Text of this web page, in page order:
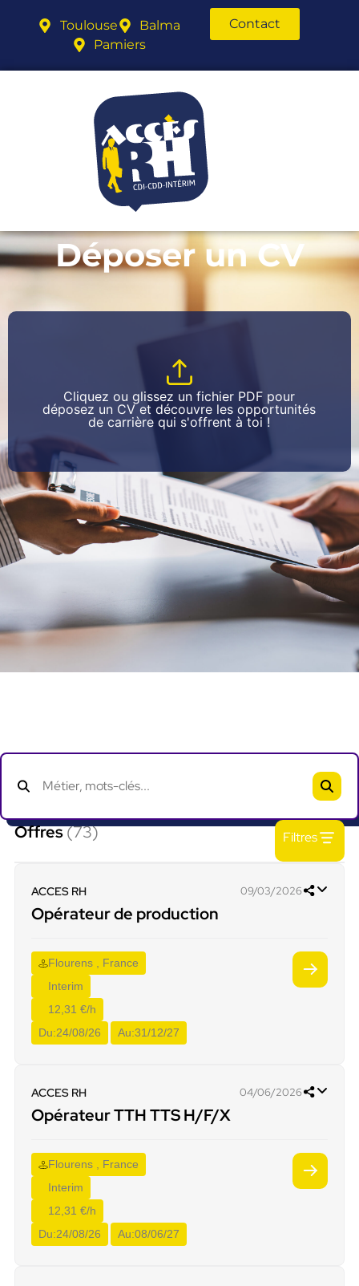
Toulouse
Balma
Pamiers
Contact
Déposer un CV
Cliquez ou glissez un fichier PDF pour
déposez un CV et découvre les opportunités
de carrière qui s'offrent à toi !
Offres(73) Filtres
ACCES RH 09/03/2026
Opérateur de production
Flourens , France
Interim
12,31 €/h
Du:24/08/26 Au:31/12/27
ACCES RH 04/06/2026
Opérateur TTH TTS H/F/X
Flourens , France
Interim
12,31 €/h
Du:24/08/26 Au:08/06/27